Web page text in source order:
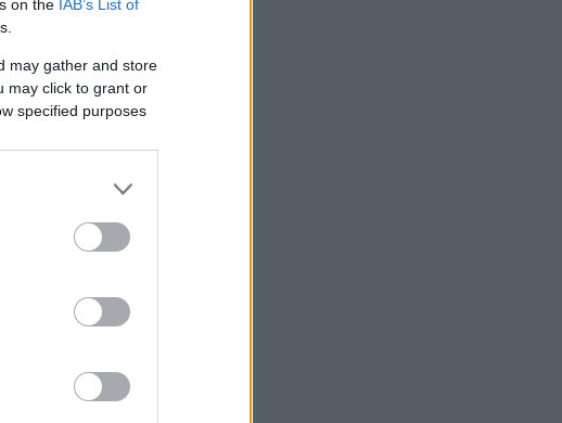
on the IAB’s List of
may gather and store
may click to grant or
specified purposes